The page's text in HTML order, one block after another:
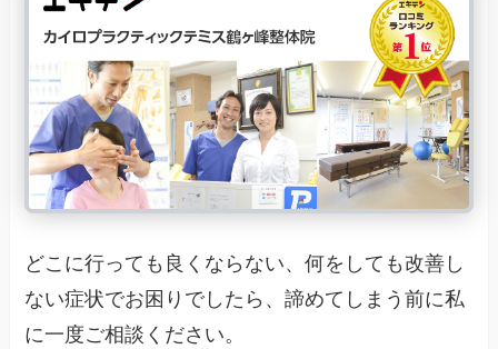
どこに行っても良くならない、何をしても改善し
ない症状でお困りでしたら、諦めてしまう前に私
に一度ご相談ください。